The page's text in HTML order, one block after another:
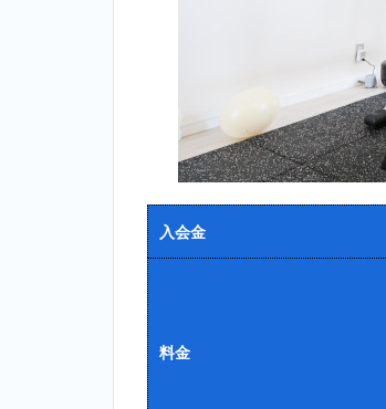
Planner）
＿春日
2.7
7
ディー
（FURDI）
ビヨンド
入会金
料金